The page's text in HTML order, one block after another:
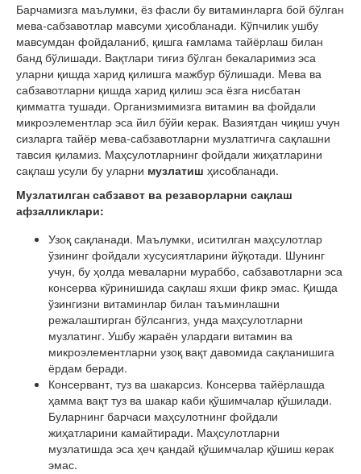
Барчамизга маълумки, ёз фасли бу витаминларга бой бўлган
мева-сабзавотлар мавсуми ҳисобланади. Кўпчилик ушбу
мавсумдан фойдаланиб, қишга ғамлама тайёрлаш билан
банд бўлишади. Вақтлари тиғиз бўлган бекаларимиз эса
уларни қишда харид қилишга мажбур бўлишади. Мева ва
сабзавотларни қишда харид қилиш эса ёзга нисбатан
қимматга тушади. Организмимизга витамин ва фойдали
микроэлементлар эса йил бўйи керак. Вазиятдан чиқиш учун
сизларга тайёр мева-сабзавотларни музлатгичга сақлашни
тавсия қиламиз. Маҳсулотларнинг фойдали жиҳатларини
сақлаш усули бу уларни музлатиш ҳисобланади.
Музлатилган сабзавот ва резаворларни сақлаш
афзалликлари:
Узоқ сақланади. Маълумки, иситилган маҳсулотлар
ўзининг фойдали хусусиятларини йўқотади. Шунинг
учун, бу ҳолда меваларни мураббо, сабзавотларни эса
консерва кўринишида сақлаш яхши фикр эмас. Қишда
ўзингизни витаминлар билан таъминлашни
режалаштирган бўлсангиз, унда маҳсулотларни
музлатинг. Ушбу жараён улардаги витамин ва
микроэлементларни узоқ вақт давомида сақланишига
ёрдам беради.
Консервант, туз ва шакарсиз. Консерва тайёрлашда
ҳамма вақт туз ва шакар каби қўшимчалар қўшилади.
Буларнинг барчаси маҳсулотнинг фойдали
жиҳатларини камайтиради. Маҳсулотларни
музлатишда эса ҳеч қандай қўшимчалар қўшиш керак
эмас.